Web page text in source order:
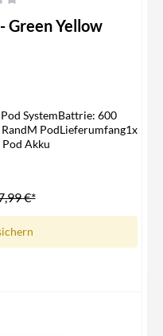
Green Yellow
SystemBattrie: 600
PodLieferumfang1x
Akku
€*